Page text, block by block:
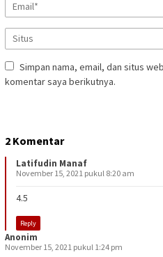
Simpan nama, email, dan situs
komentar saya berikutnya.
2 Komentar
Latifudin Manaf
November 15, 2021 pukul 8:20 am
4.5
Reply
Anonim
November 15, 2021 pukul 1:24 pm